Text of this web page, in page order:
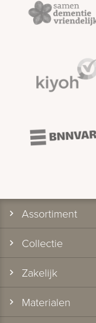
Assortiment
Collectie
Zakelijk
Materialen